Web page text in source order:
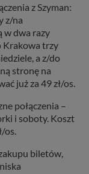
z Szyman:
z/na
w dwa razy
Krakowa trzy
a z/do
stronę na
już za 49 zł/os.
połączenia –
i soboty. Koszt
os.
biletów,